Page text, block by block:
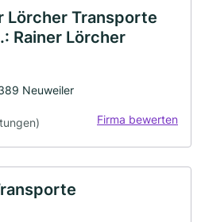
Lörcher Transporte
Rainer Lörcher
Neuweiler
Firma bewerten